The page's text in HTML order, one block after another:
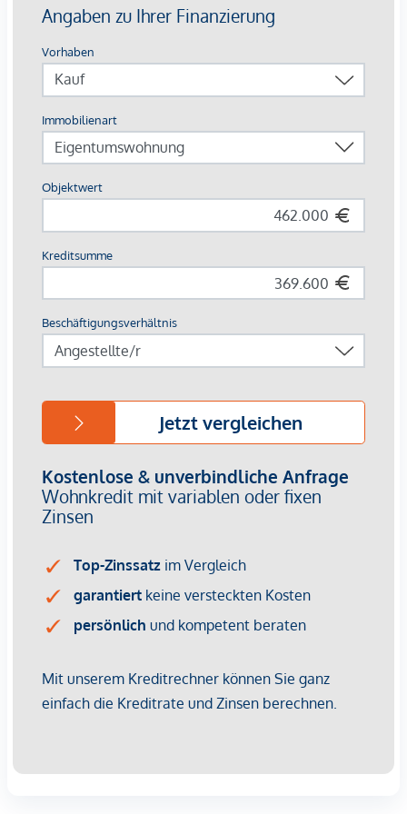
Parkett- und Feinsteinzeugböden
Holzoberflächen & Brettsperrholzdecken
Fußbodenheizung & -temperierung
Außenliegender Sonnenschutz (Raffstores, EG mit
Rollläden)
Moderne Lüftungssysteme mit Fensterspaltlüftern
von EUR 286.000,- bis EUR 1.238.000,- netto zzgl. 20% USt.
Zu erwartender Mietertrag
von ca. EUR 17,50 bis EUR 22,50 netto/m²
40.000,00 netto angekauft werden.
Provisionsfrei für den Käufer!
Bei diesem Angebot handelt es sich um eine
Vorsorgewohnung, die zu Vermietungszwecken erworben
20% USt. Diese Daten sind vorbehaltlich möglicher
Wir weisen darauf hin, dass zwischen dem Vermittler und
Der Vermittler ist als Doppelmakler tätig.